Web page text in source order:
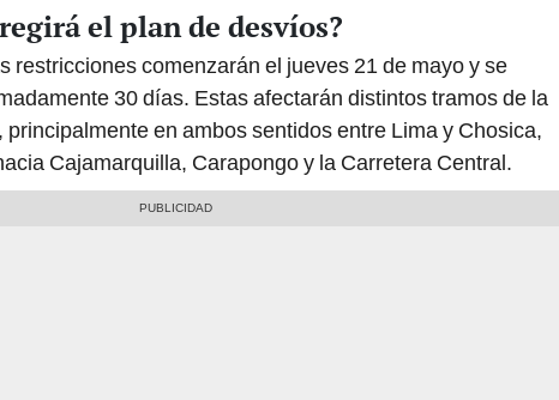
el plan de desvíos?
restricciones comenzarán el jueves 21 de mayo y se
30 días. Estas afectarán distintos tramos de la
en ambos sentidos entre Lima y Chosica,
Cajamarquilla, Carapongo y la Carretera Central.